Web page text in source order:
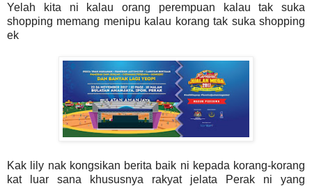
Yelah kita ni kalau orang perempuan kalau tak suka
shopping memang menipu kalau korang tak suka shopping
ek
Kak lily nak kongsikan berita baik ni kepada korang-korang
kat luar sana khususnya rakyat jelata Perak ni yang